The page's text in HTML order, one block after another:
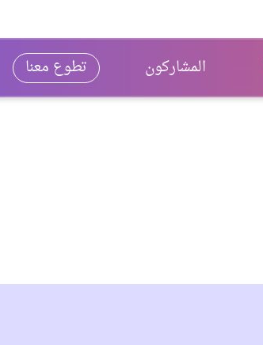
المشاركون تطوع معنا